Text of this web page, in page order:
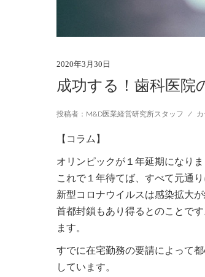
2020年3月30日
成功する！歯科医院
投稿者：M&D医業経営研究所スタッフ /
【コラム】
オリンピックが１年延期になりま
これで１年待てば、すべて元通
新型コロナウイルスは感染拡大
首都封鎖もあり得るとのことで
ます。
すでに在宅勤務の要請によって
しています。